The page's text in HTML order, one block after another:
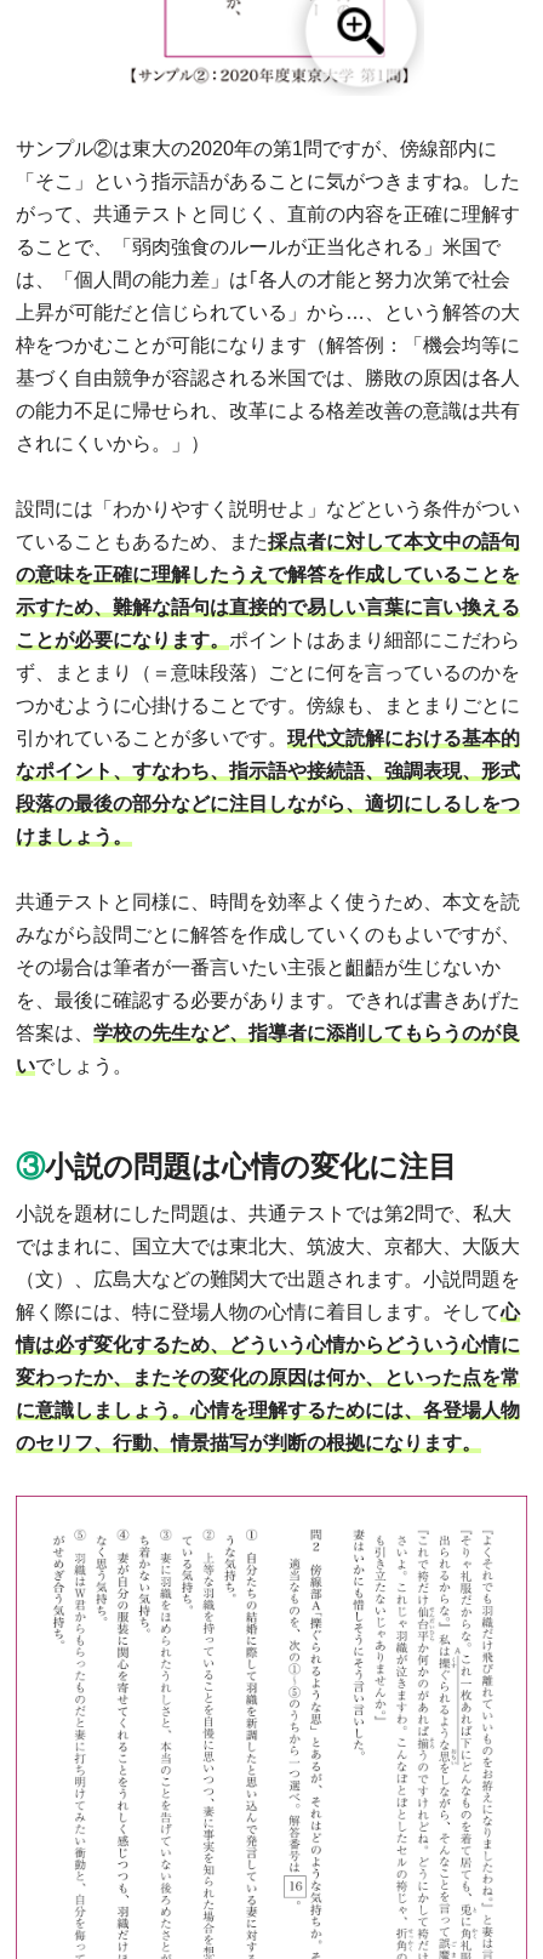
サンプル②は東大の2020年の第1問ですが、傍線部内に
「そこ」という指示語があることに気がつきますね。した
がって、共通テストと同じく、直前の内容を正確に理解す
ることで、「弱肉強食のルールが正当化される」米国で
は、「個人間の能力差」は｢各人の才能と努力次第で社会
上昇が可能だと信じられている」から…、という解答の大
枠をつかむことが可能になります（解答例：「機会均等に
基づく自由競争が容認される米国では、勝敗の原因は各人
の能力不足に帰せられ、改革による格差改善の意識は共有
されにくいから。」）
設問には「わかりやすく説明せよ」などという条件がつい
ていることもあるため、また採点者に対して本文中の語句
の意味を正確に理解したうえで解答を作成していることを
示すため、難解な語句は直接的で易しい言葉に言い換える
ことが必要になります。 ポイントはあまり細部にこだわら
ず、まとまり（＝意味段落）ごとに何を言っているのかを
つかむように心掛けることです。傍線も、まとまりごとに
引かれていることが多いです。現代文読解における基本的
なポイント、すなわち、指示語や接続語、強調表現、形式
段落の最後の部分などに注目しながら、適切にしるしをつ
けましょう。
共通テストと同様に、時間を効率よく使うため、本文を読
みながら設問ごとに解答を作成していくのもよいですが、
その場合は筆者が一番言いたい主張と齟齬が生じないか
を、最後に確認する必要があります。できれば書きあげた
答案は、学校の先生など、指導者に添削してもらうのが良
いでしょう。
③小説の問題は心情の変化に注目
小説を題材にした問題は、共通テストでは第2問で、私大
ではまれに、国立大では東北大、筑波大、京都大、大阪大
（文）、広島大などの難関大で出題されます。小説問題を
解く際には、特に登場人物の心情に着目します。そして心
情は必ず変化するため、どういう心情からどういう心情に
変わったか、またその変化の原因は何か、といった点を常
に意識しましょう。心情を理解するためには、各登場人物
のセリフ、行動、情景描写が判断の根拠になります。